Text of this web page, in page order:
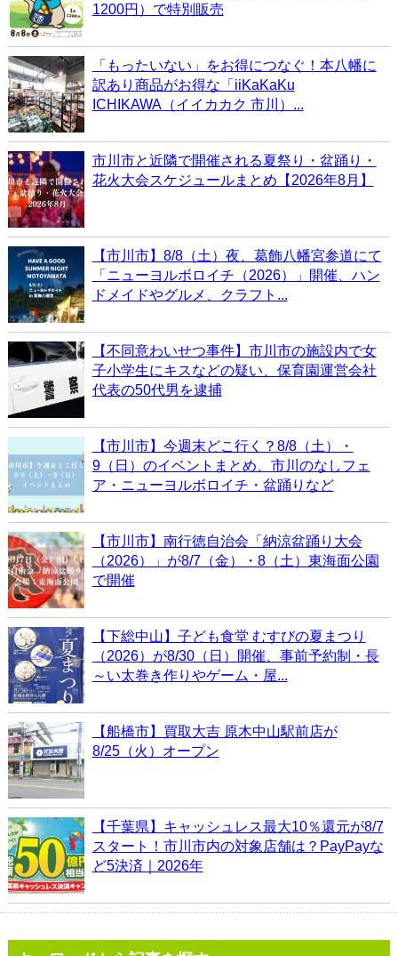
1200円）で特別販売
「もったいない」をお得につなぐ！本八幡に
訳あり商品がお得な「iiKaKaKu
ICHIKAWA（イイカカク 市川）...
市川市と近隣で開催される夏祭り・盆踊り・
花火大会スケジュールまとめ【2026年8月】
【市川市】8/8（土）夜、葛飾八幡宮参道にて
「ニューヨルボロイチ（2026）」開催、ハン
ドメイドやグルメ、クラフト...
【不同意わいせつ事件】市川市の施設内で女
子小学生にキスなどの疑い、保育園運営会社
代表の50代男を逮捕
【市川市】今週末どこ行く？8/8（土）・
9（日）のイベントまとめ、市川のなしフェ
ア・ニューヨルボロイチ・盆踊りなど
【市川市】南行徳自治会「納涼盆踊り大会
（2026）」が8/7（金）・8（土）東海面公園
で開催
【下総中山】子ども食堂 むすびの夏まつり
（2026）が8/30（日）開催、事前予約制・長
～い太巻き作りやゲーム・屋...
【船橋市】買取大吉 原木中山駅前店が
8/25（火）オープン
【千葉県】キャッシュレス最大10％還元が8/7
スタート！市川市内の対象店舗は？PayPayな
ど5決済｜2026年